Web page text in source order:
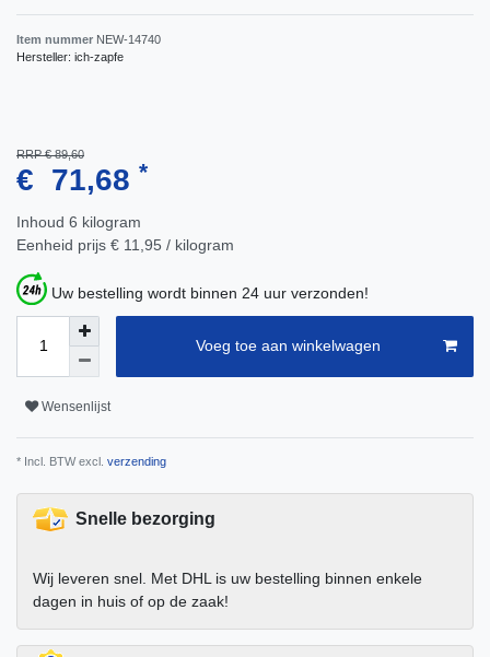
Item nummer NEW-14740
Hersteller: ich-zapfe
RRP € 89,60
€ 71,68 *
Inhoud 6 kilogram
Eenheid prijs € 11,95 / kilogram
Uw bestelling wordt binnen 24 uur verzonden!
Voeg toe aan winkelwagen
Wensenlijst
* Incl. BTW excl. verzending
Snelle bezorging
Wij leveren snel. Met DHL is uw bestelling binnen enkele
dagen in huis of op de zaak!